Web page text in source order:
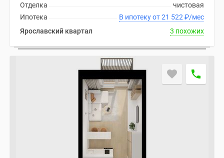
чистовая
Отделка
В ипотеку от 21 522 ₽/мес
Ипотека
Ярославский квартал
3 похожих